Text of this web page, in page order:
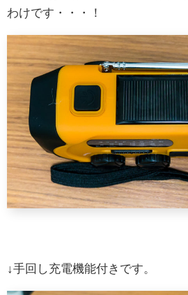
わけです・・・！
↓手回し充電機能付きです。